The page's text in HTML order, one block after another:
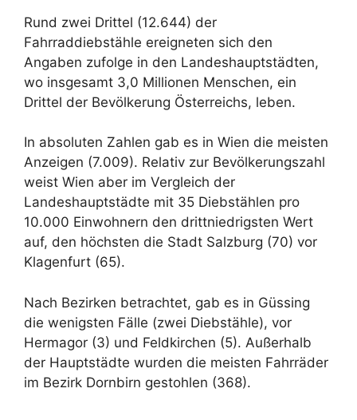
Rund zwei Drittel (12.644) der
Fahrraddiebstähle ereigneten sich den
Angaben zufolge in den Landeshauptstädten,
wo insgesamt 3,0 Millionen Menschen, ein
Drittel der Bevölkerung Österreichs, leben.
In absoluten Zahlen gab es in Wien die meisten
Anzeigen (7.009). Relativ zur Bevölkerungszahl
weist Wien aber im Vergleich der
Landeshauptstädte mit 35 Diebstählen pro
10.000 Einwohnern den drittniedrigsten Wert
auf, den höchsten die Stadt Salzburg (70) vor
Klagenfurt (65).
Nach Bezirken betrachtet, gab es in Güssing
die wenigsten Fälle (zwei Diebstähle), vor
Hermagor (3) und Feldkirchen (5). Außerhalb
der Hauptstädte wurden die meisten Fahrräder
im Bezirk Dornbirn gestohlen (368).